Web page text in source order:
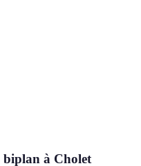
à Cholet